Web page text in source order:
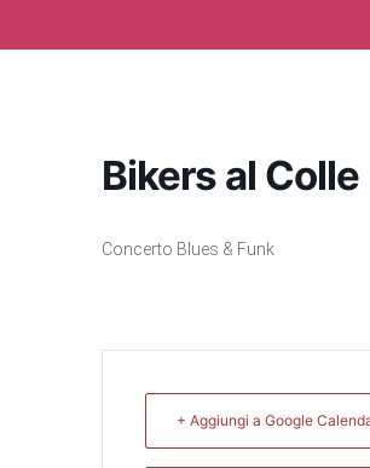
Bikers al Colle
Concerto Blues & Funk
+ Aggiungi a Google